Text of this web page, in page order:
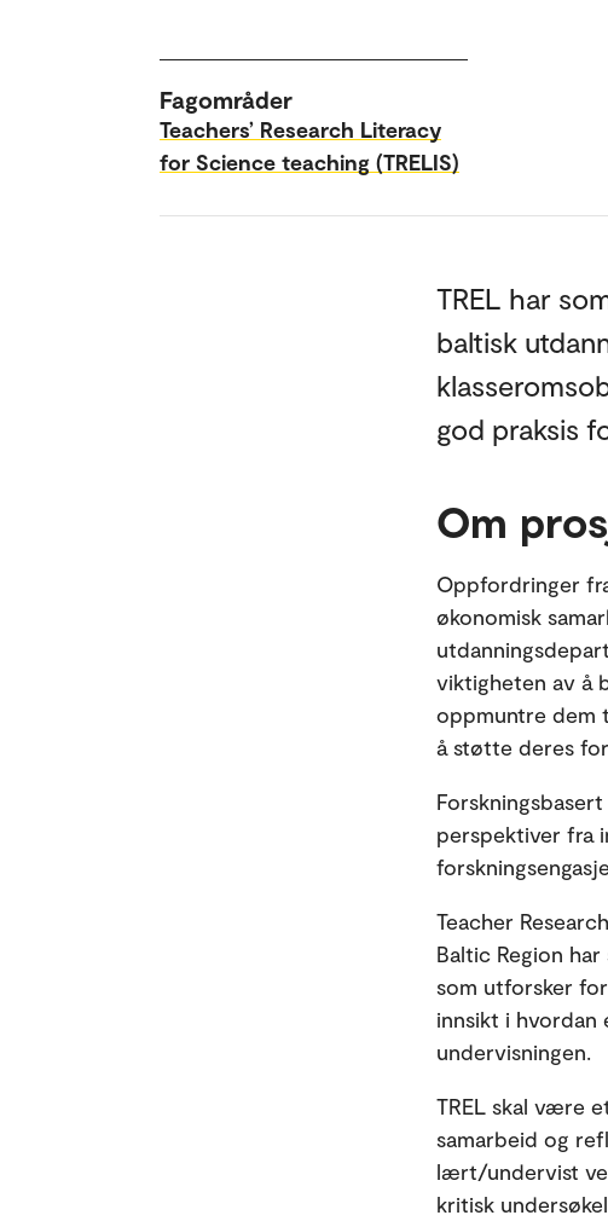
Fagområder
Teachers’ Research Literacy
for Science teaching (TRELIS)
TREL har
baltisk
god praksis
Om
Oppfordringer
økonomisk
viktigheten av å
oppmuntre dem
å støtte deres
perspektiver fra
Teacher
Baltic Region
som utforsker
innsikt i
undervisningen.
TREL skal være
samarbeid og
lært/undervist
kritisk